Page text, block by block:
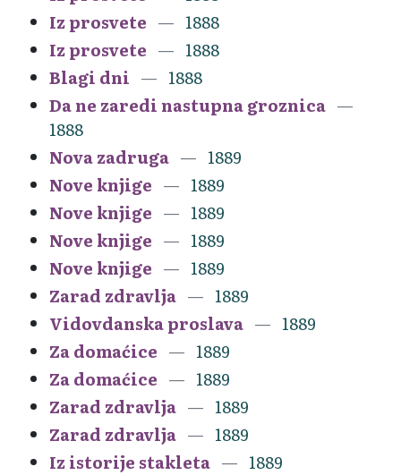
Iz prosvete
1888
Iz prosvete
1888
Blagi dni
1888
Da ne zaredi nastupna groznica
1888
Nova zadruga
1889
Nove knjige
1889
Nove knjige
1889
Nove knjige
1889
Nove knjige
1889
Zarad zdravlja
1889
Vidovdanska proslava
1889
Za domaćice
1889
Za domaćice
1889
Zarad zdravlja
1889
Zarad zdravlja
1889
Iz istorije stakleta
1889